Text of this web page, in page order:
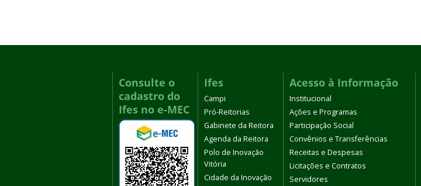
Consulte o
cadastro do
Ifes no e-MEC
Ifes
Campi
Pró-Reitorias
Gabinete da Reitora
Agenda da Reitora
Polo de Inovação
Vitória
Cidade da Inovação
Acesso à Informação
Institucional
Ações e Programas
Participação Social
Convênios e Transferências
Receitas e Despesas
Licitações e Contratos
Servidores